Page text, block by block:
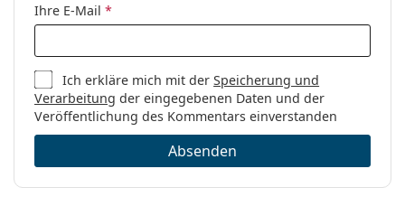
Ihre E-Mail *
Ich erkläre mich mit derSpeicherung und
Verarbeitung der eingegebenen Daten und der
Veröffentlichung des Kommentars einverstanden
Absenden